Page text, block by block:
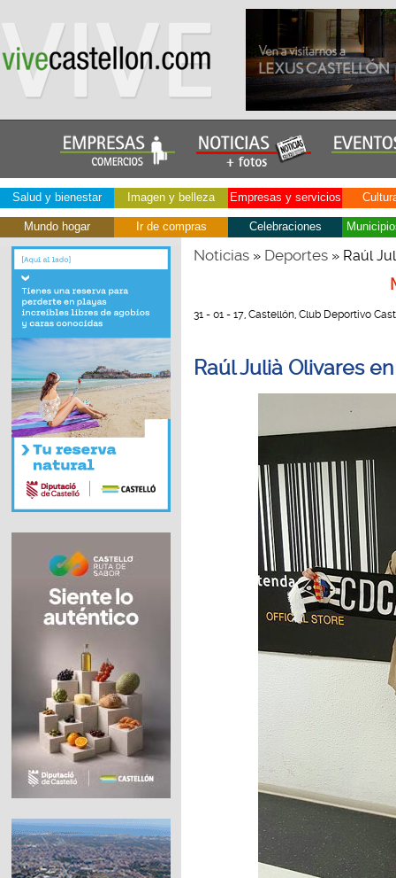
Salud y bienestar Imagen y belleza Empresas y servicios
Mundo hogar Ir de compras Celebraciones
Noticias» Deportes» Raúl
31 - 01 - 17, Castellón, Club Deportivo
Raúl Julià Olivares